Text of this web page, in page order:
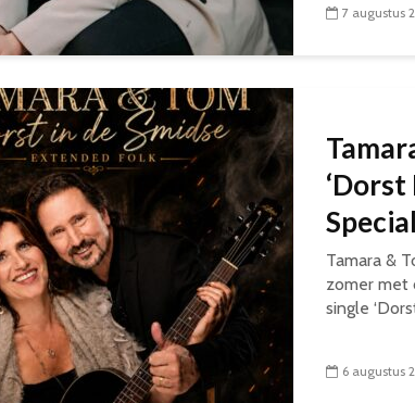
7 augustus
‘Dorst
Tamara &
zomer met
single
6 augustus